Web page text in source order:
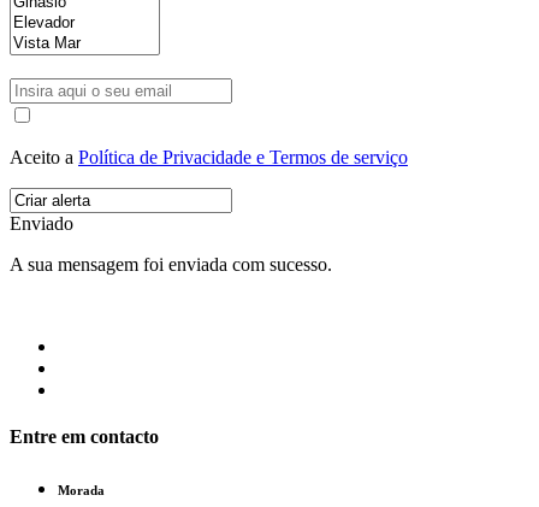
Aceito a Política de Privacidade e Termos de serviço
Enviado
A sua mensagem foi enviada com sucesso.
Entre em contacto
Morada